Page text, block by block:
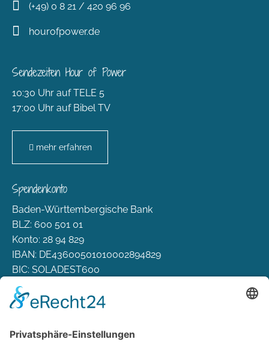
(+49) 0 8 21 / 420 96 96
hourofpower.de
Sendezeiten Hour of Power
10:30 Uhr auf TELE 5
17:00 Uhr auf Bibel TV
mehr erfahren
Spendenkonto
Baden-Württembergische Bank
BLZ: 600 501 01
Konto: 28 94 829
IBAN: DE43600501010002894829
BIC: SOLADEST600
Rechtliches
Versand & Lieferung